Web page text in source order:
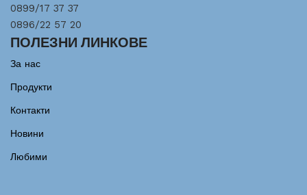
0899/17 37 37
0896/22 57 20
ПОЛЕЗНИ ЛИНКОВЕ
За нас
Продукти
Контакти
Новини
Любими